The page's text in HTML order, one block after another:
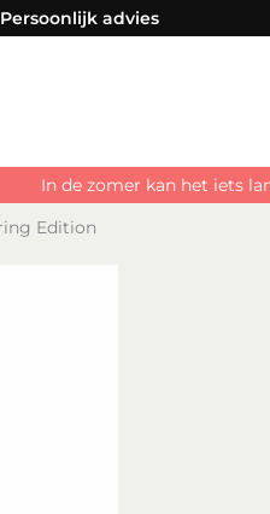
advies
In de zomer kan het iets
Edition